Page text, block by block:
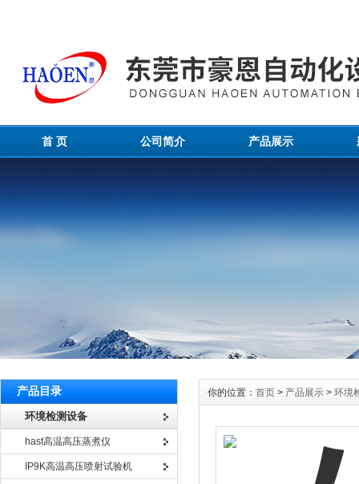
首 页 公司简介 产品展示
产品目录
环境检测设备
hast高温高压蒸煮仪
IP9K高温高压喷射试验机
你的位置： 首页 > 产品展示 > 环境